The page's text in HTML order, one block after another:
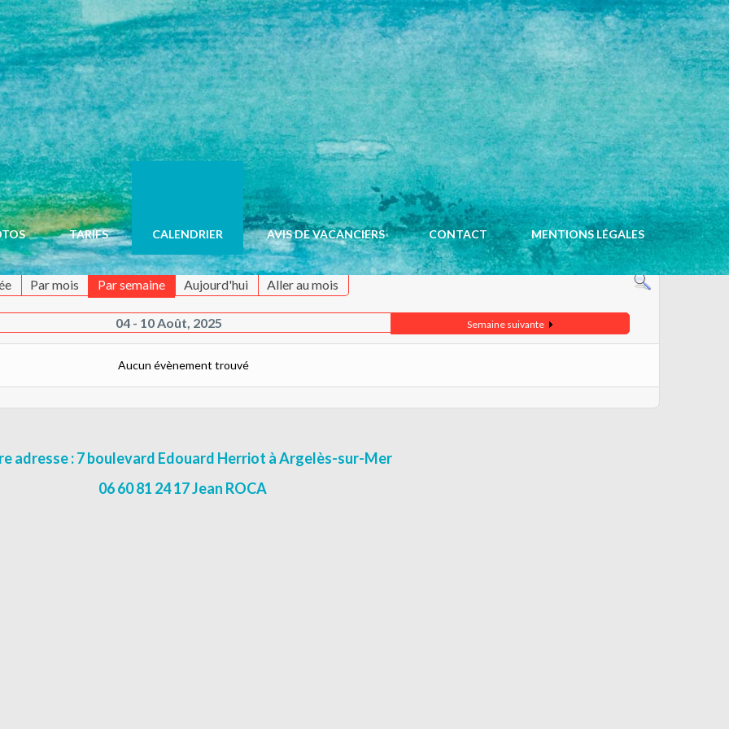
TARIFS CALENDRIER AVIS DE VACANCIERS CONTACT MENTIONS LÉGALES
ACCUEIL CALENDRIER
Par mois Par semaine Aujourd'hui Aller au mois
04 - 10 Août, 2025 Semaine suivante
Aucun évènement trouvé
adresse : 7 boulevard Edouard Herriot à Argelès-sur-Mer
06 60 81 24 17 Jean ROCA